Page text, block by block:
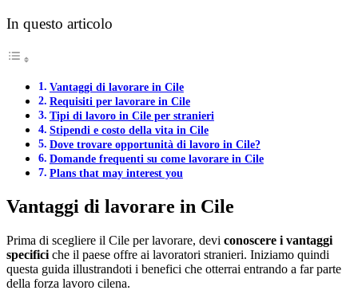
In questo articolo
Vantaggi di lavorare in Cile
Requisiti per lavorare in Cile
Tipi di lavoro in Cile per stranieri
Stipendi e costo della vita in Cile
Dove trovare opportunità di lavoro in Cile?
Domande frequenti su come lavorare in Cile
Plans that may interest you
Vantaggi di lavorare in Cile
Prima di scegliere il Cile per lavorare, devi conoscere i vantaggi
specifici che il paese offre ai lavoratori stranieri. Iniziamo quindi
questa guida illustrandoti i benefici che otterrai entrando a far parte
della forza lavoro cilena.